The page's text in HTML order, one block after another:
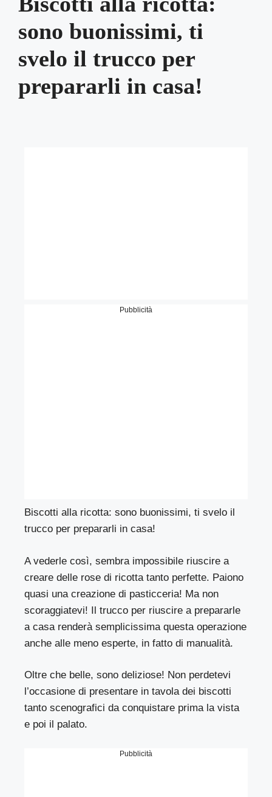
sono buonissimi, ti
svelo il trucco per
prepararli in casa!
Pubblicità
Biscotti alla ricotta: sono buonissimi, ti svelo il
trucco per prepararli in casa!
A vederle così, sembra impossibile riuscire a
creare delle rose di ricotta tanto perfette. Paiono
quasi una creazione di pasticceria! Ma non
scoraggiatevi! Il trucco per riuscire a prepararle
a casa renderà semplicissima questa operazione
anche alle meno esperte, in fatto di manualità.
Oltre che belle, sono deliziose! Non perdetevi
l’occasione di presentare in tavola dei biscotti
tanto scenografici da conquistare prima la vista
e poi il palato.
Pubblicità